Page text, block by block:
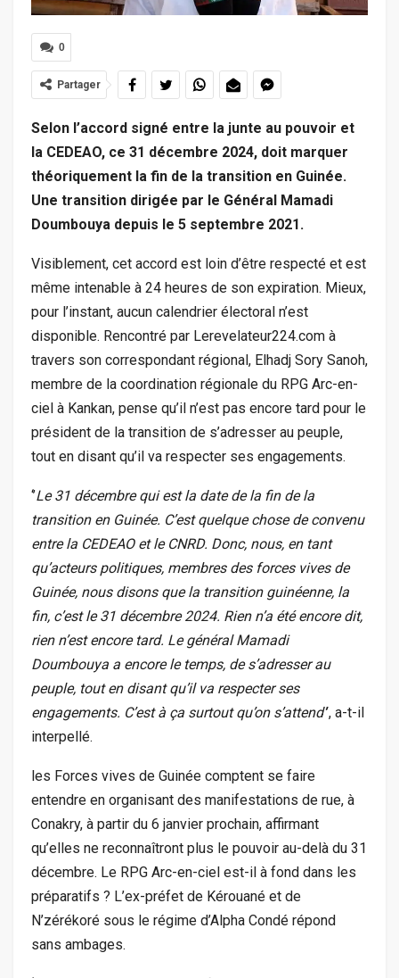
0
Partager
Selon l’accord signé entre la junte au pouvoir et
la CEDEAO, ce 31 décembre 2024, doit marquer
théoriquement la fin de la transition en Guinée.
Une transition dirigée par le Général Mamadi
Doumbouya depuis le 5 septembre 2021.
Visiblement, cet accord est loin d’être respecté et est
même intenable à 24 heures de son expiration. Mieux,
pour l’instant, aucun calendrier électoral n’est
disponible. Rencontré par Lerevelateur224.com à
travers son correspondant régional, Elhadj Sory Sanoh,
membre de la coordination régionale du RPG Arc-en-
ciel à Kankan, pense qu’il n’est pas encore tard pour le
président de la transition de s’adresser au peuple,
tout en disant qu’il va respecter ses engagements.
‘’Le 31 décembre qui est la date de la fin de la
transition en Guinée. C’est quelque chose de convenu
entre la CEDEAO et le CNRD. Donc, nous, en tant
qu’acteurs politiques, membres des forces vives de
Guinée, nous disons que la transition guinéenne, la
fin, c’est le 31 décembre 2024. Rien n’a été encore dit,
rien n’est encore tard. Le général Mamadi
Doumbouya a encore le temps, de s’adresser au
peuple, tout en disant qu’il va respecter ses
engagements. C’est à ça surtout qu’on s’attend’’, a-t-il
interpellé.
les Forces vives de Guinée comptent se faire
entendre en organisant des manifestations de rue, à
Conakry, à partir du 6 janvier prochain, affirmant
qu’elles ne reconnaîtront plus le pouvoir au-delà du 31
décembre. Le RPG Arc-en-ciel est-il à fond dans les
préparatifs ? L’ex-préfet de Kérouané et de
N’zérékoré sous le régime d’Alpha Condé répond
sans ambages.